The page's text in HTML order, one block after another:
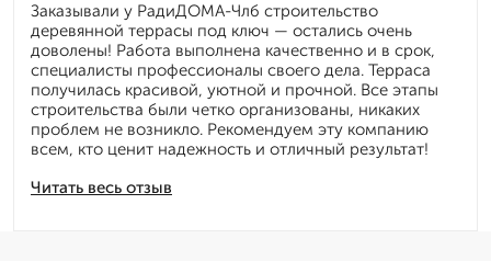
Читать весь отзыв
Заказывали у РадиДОМА-Члб строительство
деревянной террасы под ключ — остались очень
доволены! Работа выполнена качественно и в срок,
специалисты профессионалы своего дела. Терраса
получилась красивой, уютной и прочной. Все этапы
строительства были четко организованы, никаких
проблем не возникло. Рекомендуем эту компанию
всем, кто ценит надежность и отличный результат!